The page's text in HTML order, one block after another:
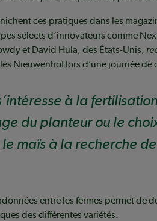
ces pratiques dans les
sélects d’innovateurs comme
et David Hula, des États-Unis,
Nieuwenhof lors d’une journée
à la
du planteur ou le
maïs à la recherche
entre les fermes permet de
des différentes variétés.